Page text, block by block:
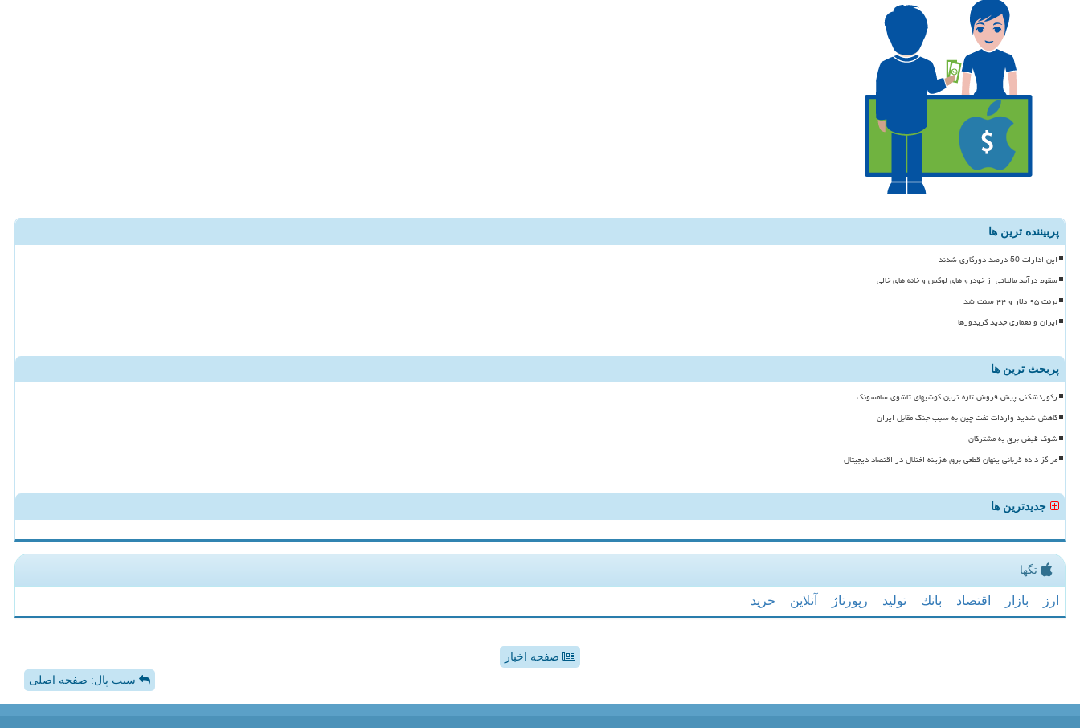
پربیننده ترین ها
این ادارات 50 درصد دورکاری شدند
سقوط درآمد مالیاتی از خودرو های لوکس و خانه های خالی
برنت ۹۵ دلار و ۴۴ سنت شد
ایران و معماری جدید کریدورها
پربحث ترین ها
رکوردشکنی پیش فروش تازه ترین گوشیهای تاشوی سامسونگ
کاهش شدید واردات نفت چین به سبب جنگ مقابل ایران
شوک قبض برق به مشترکان
مراکز داده قربانی پنهان قطعی برق هزینه اختلال در اقتصاد دیجیتال
جدیدترین ها
تگها
ارز بازار اقتصاد بانك تولید رپورتاژ آنلاین خرید
صفحه اخبار
سیب پال: صفحه اصلی